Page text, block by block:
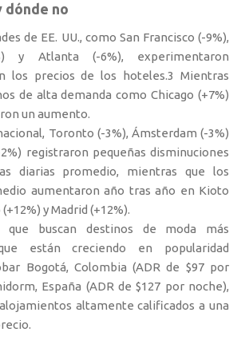
dónde no
de EE. UU., como San Francisco (-9%),
y Atlanta (-6%), experimentaron
los precios de los hoteles.3 Mientras
de alta demanda como Chicago (+7%)
un aumento.
Toronto (-3%), Ámsterdam (-3%)
registraron pequeñas disminuciones
diarias promedio, mientras que los
aumentaron año tras año en Kioto
y Madrid (+12%).
que buscan destinos de moda más
están creciendo en popularidad
Bogotá, Colombia (ADR de $97 por
España (ADR de $127 por noche),
altamente calificados a una